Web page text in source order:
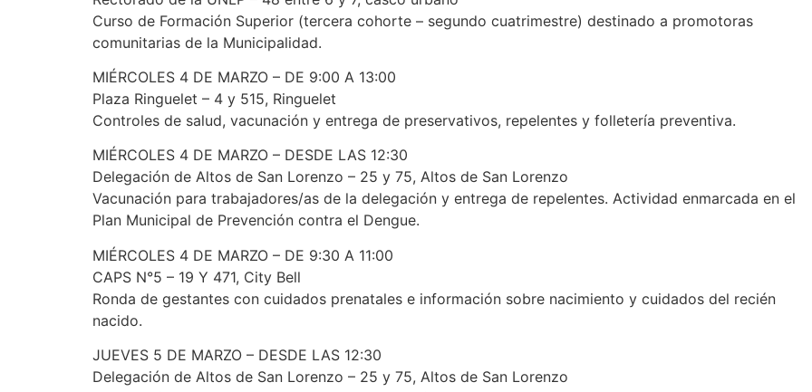
Curso de Formación Superior (tercera cohorte – segundo cuatrimestre) destinado a promotoras
comunitarias de la Municipalidad.
MIÉRCOLES 4 DE MARZO – DE 9:00 A 13:00
Plaza Ringuelet – 4 y 515, Ringuelet
Controles de salud, vacunación y entrega de preservativos, repelentes y folletería preventiva.
MIÉRCOLES 4 DE MARZO – DESDE LAS 12:30
Delegación de Altos de San Lorenzo – 25 y 75, Altos de San Lorenzo
Vacunación para trabajadores/as de la delegación y entrega de repelentes. Actividad enmarcada en el
Plan Municipal de Prevención contra el Dengue.
MIÉRCOLES 4 DE MARZO – DE 9:30 A 11:00
CAPS N°5 – 19 Y 471, City Bell
Ronda de gestantes con cuidados prenatales e información sobre nacimiento y cuidados del recién
nacido.
JUEVES 5 DE MARZO – DESDE LAS 12:30
Delegación de Altos de San Lorenzo – 25 y 75, Altos de San Lorenzo